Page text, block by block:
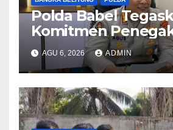
Polda Babel
Komitmen
Hukum Terkait
Ton Pasir Timah
Belitung
AGU 6, 2026 ADMIN